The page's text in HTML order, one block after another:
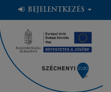
BEJELENTKEZÉS